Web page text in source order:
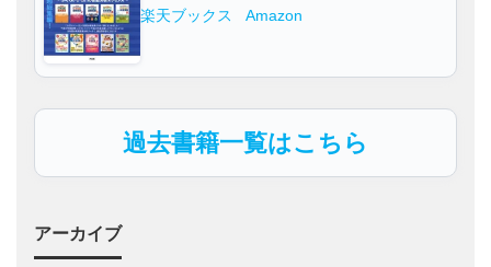
楽天ブックス Amazon
過去書籍一覧はこちら
アーカイブ